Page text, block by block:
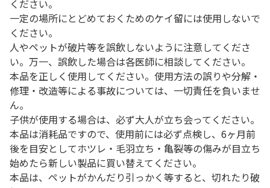
ください。
一定の場所にとどめておくためのケイ留には使用しないで
ください。
人やペットが破片等を誤飲しないように注意してくださ
い。万一、誤飲した場合は各医師に相談してください。
本品を正しく使用してください。使用方法の誤りや分解・
修理・改造等による事故については、一切責任を負いませ
ん。
子供が使用する場合は、必ず大人が立ち会ってください。
本品は消耗品ですので、使用前には必ず点検し、6ヶ月前
後を目安としてホツレ・毛羽立ち・亀裂等の傷みが目立ち
始めたら新しい製品に買い替えてください。
本品は、ペットがかんだり引っかく等すると、切れたり破